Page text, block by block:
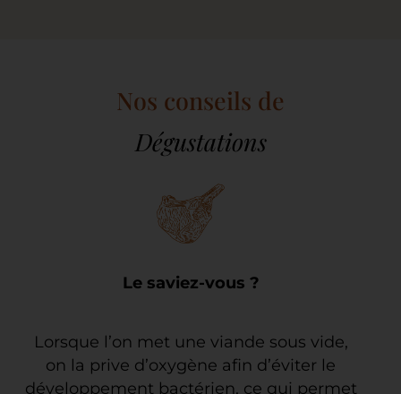
Nos conseils de
Dégustations
Le saviez-vous ?
Lorsque l’on met une viande sous vide,
on la prive d’oxygène afin d’éviter le
développement bactérien, ce qui permet